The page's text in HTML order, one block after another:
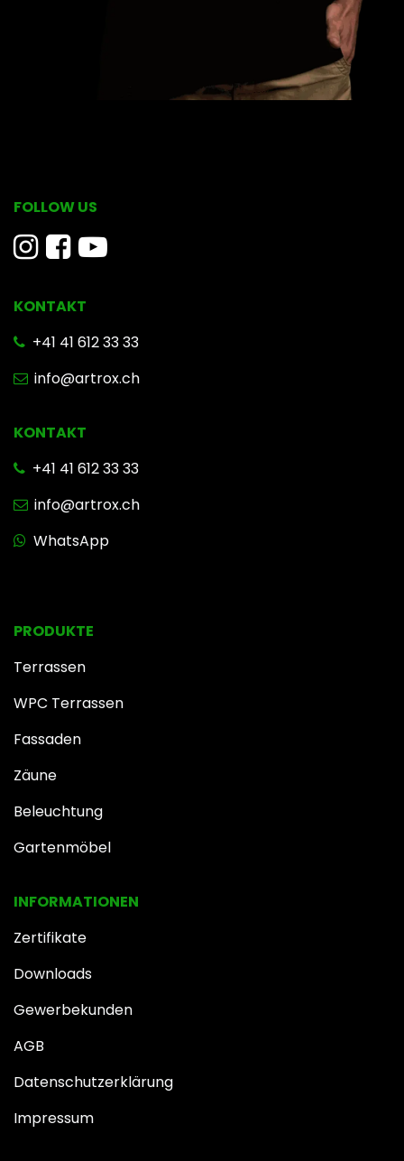
FOLLOW US
KONTAKT
​ +41 41 612 33 33
info@artrox.ch
KONTAKT
+41 41 612 33 33
info@artrox.ch
WhatsApp
INFOR​MATIONEN
Zertifikate
Downloads
Gewerbekunden
AGB
Datenschutzerklärung
Impressum
PRODUKTE
Terrassen
WPC Terrassen
Fassaden
Zäune
Beleuchtung
Gartenmöbel